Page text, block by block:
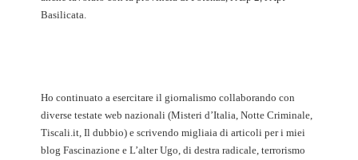
Basilicata.
Ho continuato a esercitare il giornalismo collaborando con
diverse testate web nazionali (Misteri d’Italia, Notte Criminale,
Tiscali.it, Il dubbio) e scrivendo migliaia di articoli per i miei
blog Fascinazione e L’alter Ugo, di destra radicale, terrorismo